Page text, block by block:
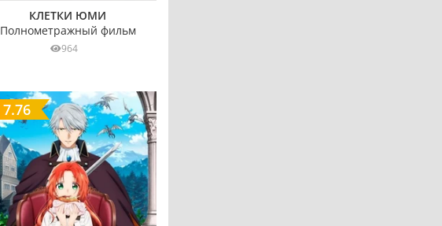
КЛЕТКИ ЮМИ
Полнометражный фильм
964
7.76